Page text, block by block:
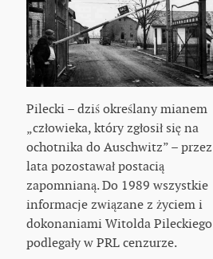
Pilecki – dziś określany mianem
„człowieka, który zgłosił się na
ochotnika do Auschwitz” – przez
lata pozostawał postacią
zapomnianą. Do 1989 wszystkie
informacje związane z życiem i
dokonaniami Witolda Pileckiego
podlegały w PRL cenzurze.